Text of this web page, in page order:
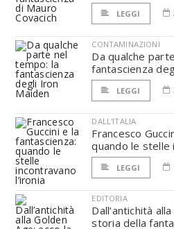
LEGGI
CONTAMINAZIONI
Da qualche
fantascienza
LEGGI
DALL'ITALIA
Francesco
quando le stelle
LEGGI
EDITORIA
Dall’antichità
storia della